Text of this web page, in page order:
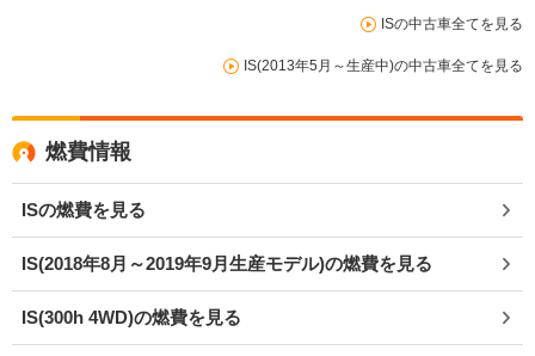
ISの中古車全てを見る
IS(2013年5月～生産中)の中古車全てを見る
燃費情報
ISの燃費を見る
IS(2018年8月～2019年9月生産モデル)の燃費を見る
IS(300h 4WD)の燃費を見る